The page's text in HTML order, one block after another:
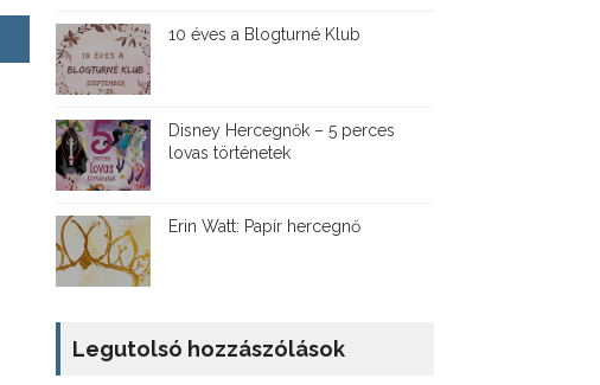
10 éves a Blogturné Klub
Disney ​Hercegnők – 5 perces
lovas történetek
Erin Watt: Papír hercegnő
Legutolsó hozzászólások